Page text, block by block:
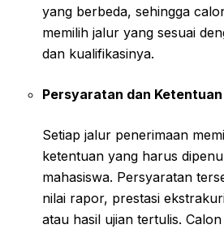
yang berbeda, sehingga
memilih jalur yang sesuai
dan kualifikasinya.
Persyaratan dan Ketentuan
Setiap jalur penerimaan
ketentuan yang harus
mahasiswa. Persyaratan
nilai rapor, prestasi
atau hasil ujian tertulis.